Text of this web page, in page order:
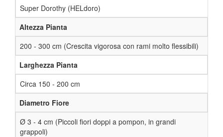
Super Dorothy (HELdoro)
Altezza Pianta
200 - 300 cm (Crescita vigorosa con rami molto flessibili)
Larghezza Pianta
Circa 150 - 200 cm
Diametro Fiore
Ø 3 - 4 cm (Piccoli fiori doppi a pompon, in grandi
grappoli)